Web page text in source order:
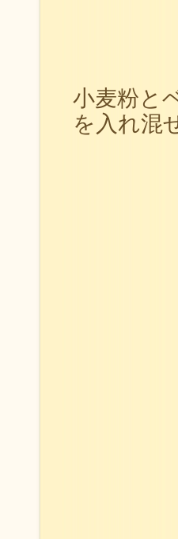
小麦粉と
を入れ混